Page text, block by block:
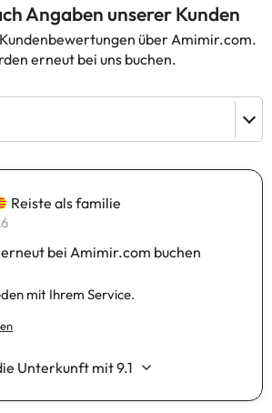
Angaben unserer Kunden
über Amimir.com.
erneut bei uns buchen.